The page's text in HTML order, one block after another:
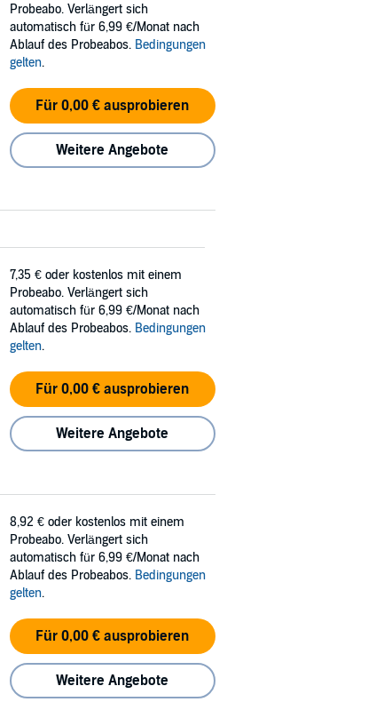
Probeabo. Verlängert sich
automatisch für 6,99 €/Monat nach
Ablauf des Probeabos. Bedingungen
gelten.
Für 0,00 € ausprobieren
Weitere Angebote
7,35 € oder kostenlos mit einem
Probeabo. Verlängert sich
automatisch für 6,99 €/Monat nach
Ablauf des Probeabos. Bedingungen
gelten.
Für 0,00 € ausprobieren
Weitere Angebote
8,92 € oder kostenlos mit einem
Probeabo. Verlängert sich
automatisch für 6,99 €/Monat nach
Ablauf des Probeabos. Bedingungen
gelten.
Für 0,00 € ausprobieren
Weitere Angebote